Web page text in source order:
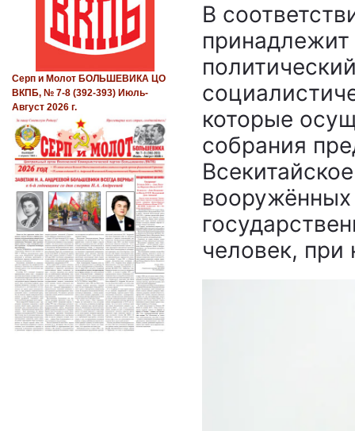
В
которые
собрания
человек,
Серп и Молот БОЛЬШЕВИКА ЦО
ВКПБ, № 7-8 (392-393) Июль-
Август 2026 г.